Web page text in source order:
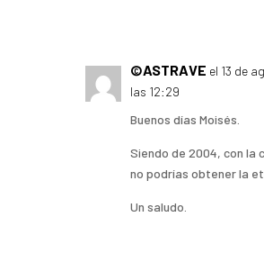
©ASTRAVE el 13 de
las 12:29
Buenos días Moisés.
Siendo de 2004, con la
no podrías obtener la
Un saludo.